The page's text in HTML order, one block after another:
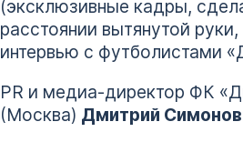
(эксклюзивные кадры,
расстоянии вытянутой
интервью с футболистами
PR и медиа-директор ФК
(Москва) Дмитрий